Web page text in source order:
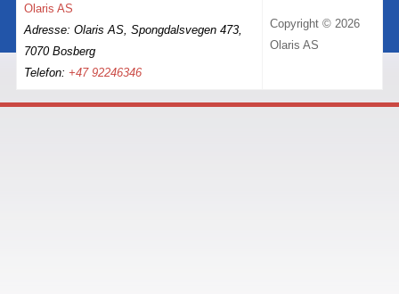
Olaris AS
Adresse: Olaris AS, Spongdalsvegen 473,
7070 Bosberg
Telefon: +47 92246346
Copyright © 2026
Olaris AS